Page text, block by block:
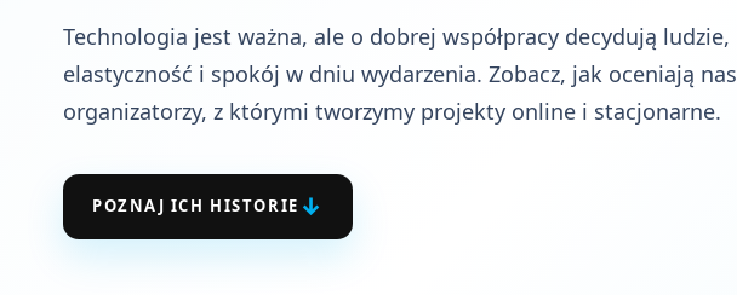
Technologia jest ważna, ale o dobrej współpracy decydują ludzie,
elastyczność i spokój w dniu wydarzenia. Zobacz, jak oceniają nas
organizatorzy, z którymi tworzymy projekty online i stacjonarne.
POZNAJ ICH HISTORIE ↓